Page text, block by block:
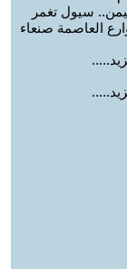
سيول تغمر
العاصمة صنعاء